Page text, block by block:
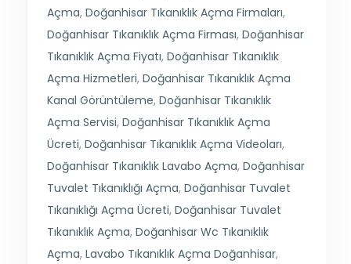
Açma, Doğanhisar Tıkanıklık Açma Firmaları,
Doğanhisar Tıkanıklık Açma Firması, Doğanhisar
Tıkanıklık Açma Fiyatı, Doğanhisar Tıkanıklık
Açma Hizmetleri, Doğanhisar Tıkanıklık Açma
Kanal Görüntüleme, Doğanhisar Tıkanıklık
Açma Servisi, Doğanhisar Tıkanıklık Açma
Ücreti, Doğanhisar Tıkanıklık Açma Videoları,
Doğanhisar Tıkanıklık Lavabo Açma, Doğanhisar
Tuvalet Tıkanıklığı Açma, Doğanhisar Tuvalet
Tıkanıklığı Açma Ücreti, Doğanhisar Tuvalet
Tıkanıklık Açma, Doğanhisar Wc Tıkanıklık
Açma, Lavabo Tıkanıklık Açma Doğanhisar,